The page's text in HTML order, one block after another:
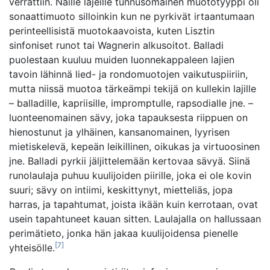
sonaattimuoto silloinkin kun ne pyrkivät irtaantumaan
perinteellisistä muotokaavoista, kuten Lisztin
sinfoniset runot tai Wagnerin alkusoitot. Balladi
puolestaan kuuluu muiden luonnekappaleen lajien
tavoin lähinnä lied- ja rondomuotojen vaikutuspiiriin,
mutta niissä muotoa tärkeämpi tekijä on kullekin lajille
– balladille, kapriisille, impromptulle, rapsodialle jne. –
luonteenomainen sävy, joka tapauksesta riippuen on
hienostunut ja ylhäinen, kansanomainen, lyyrisen
mietiskelevä, kepeän leikillinen, oikukas ja virtuoosinen
jne. Balladi pyrkii jäljittelemään kertovaa sävyä. Siinä
runolaulaja puhuu kuulijoiden piirille, joka ei ole kovin
suuri; sävy on intiimi, keskittynyt, mietteliäs, jopa
harras, ja tapahtumat, joista ikään kuin kerrotaan, ovat
usein tapahtuneet kauan sitten. Laulajalla on hallussaan
perimätieto, jonka hän jakaa kuulijoidensa pienelle
yhteisölle. [7]